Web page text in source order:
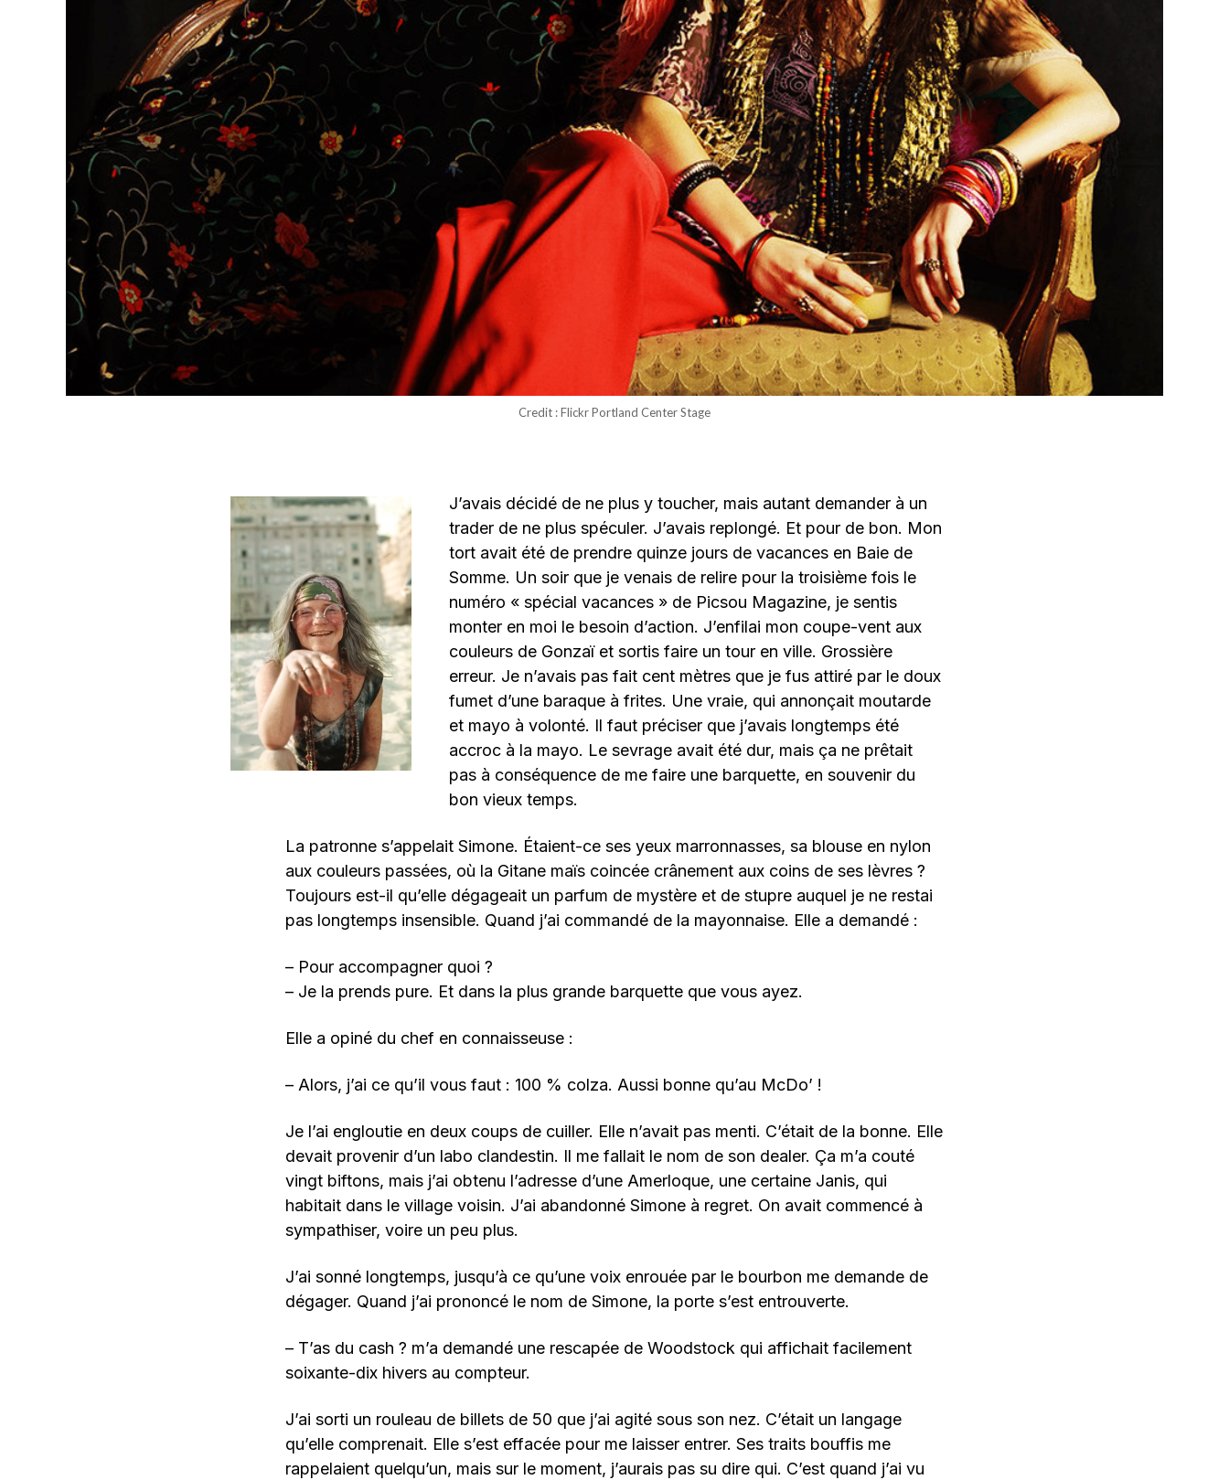
Credit : Flickr Portland Center Stage
J’avais décidé de ne plus y toucher, mais autant demander à un
trader de ne plus spéculer. J’avais replongé. Et pour de bon. Mon
tort avait été de prendre quinze jours de vacances en Baie de
Somme. Un soir que je venais de relire pour la troisième fois le
numéro « spécial vacances » de Picsou Magazine, je sentis
monter en moi le besoin d’action. J’enfilai mon coupe-vent aux
couleurs de Gonzaï et sortis faire un tour en ville. Grossière
erreur. Je n’avais pas fait cent mètres que je fus attiré par le doux
fumet d’une baraque à frites. Une vraie, qui annonçait moutarde
et mayo à volonté. Il faut préciser que j’avais longtemps été
accroc à la mayo. Le sevrage avait été dur, mais ça ne prêtait
pas à conséquence de me faire une barquette, en souvenir du
bon vieux temps.
La patronne s’appelait Simone. Étaient-ce ses yeux marronnasses, sa blouse en nylon
aux couleurs passées, où la Gitane maïs coincée crânement aux coins de ses lèvres ?
Toujours est-il qu’elle dégageait un parfum de mystère et de stupre auquel je ne restai
pas longtemps insensible. Quand j’ai commandé de la mayonnaise. Elle a demandé :
– Pour accompagner quoi ?
– Je la prends pure. Et dans la plus grande barquette que vous ayez.
Elle a opiné du chef en connaisseuse :
– Alors, j’ai ce qu’il vous faut : 100 % colza. Aussi bonne qu’au McDo’ !
Je l’ai engloutie en deux coups de cuiller. Elle n’avait pas menti. C’était de la bonne. Elle
devait provenir d’un labo clandestin. Il me fallait le nom de son dealer. Ça m’a couté
vingt biftons, mais j’ai obtenu l’adresse d’une Amerloque, une certaine Janis, qui
habitait dans le village voisin. J’ai abandonné Simone à regret. On avait commencé à
sympathiser, voire un peu plus.
J’ai sonné longtemps, jusqu’à ce qu’une voix enrouée par le bourbon me demande de
dégager. Quand j’ai prononcé le nom de Simone, la porte s’est entrouverte.
– T’as du cash ? m’a demandé une rescapée de Woodstock qui affichait facilement
soixante-dix hivers au compteur.
J’ai sorti un rouleau de billets de 50 que j’ai agité sous son nez. C’était un langage
qu’elle comprenait. Elle s’est effacée pour me laisser entrer. Ses traits bouffis me
rappelaient quelqu’un, mais sur le moment, j’aurais pas su dire qui. C’est quand j’ai vu